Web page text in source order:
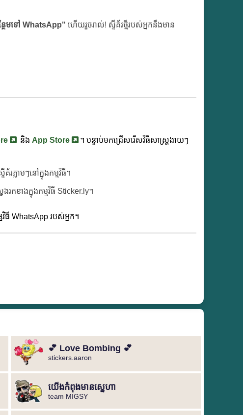
ថែមទៅ WhatsApp" ហើយរួចរាល់! ស្ទីគ័រថ្មីរបស់អ្នកនឹងមាន
និង App Store
។ បន្ទាប់មកជ្រើសរើសវិធីសាស្ត្រងាយៗ
ភ្លាមៗនៅក្នុងកម្មវិធី។
ងរកខាងក្នុងកម្មវិធី Sticker.ly។
វិធី WhatsApp របស់អ្នក។
💕 Love Bombing 💕
stickers.aaron
យើងកំពុងមានស្នេហា
team MIGSY